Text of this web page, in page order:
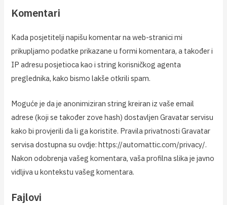
Komentari
Kada posjetitelji napišu komentar na web-stranici mi
prikupljamo podatke prikazane u formi komentara, a također i
IP adresu posjetioca kao i string korisničkog agenta
preglednika, kako bismo lakše otkrili spam.
Moguće je da je anonimiziran string kreiran iz vaše email
adrese (koji se također zove hash) dostavljen Gravatar servisu
kako bi provjerili da li ga koristite. Pravila privatnosti Gravatar
servisa dostupna su ovdje: https://automattic.com/privacy/.
Nakon odobrenja vašeg komentara, vaša profilna slika je javno
vidljiva u kontekstu vašeg komentara.
Fajlovi